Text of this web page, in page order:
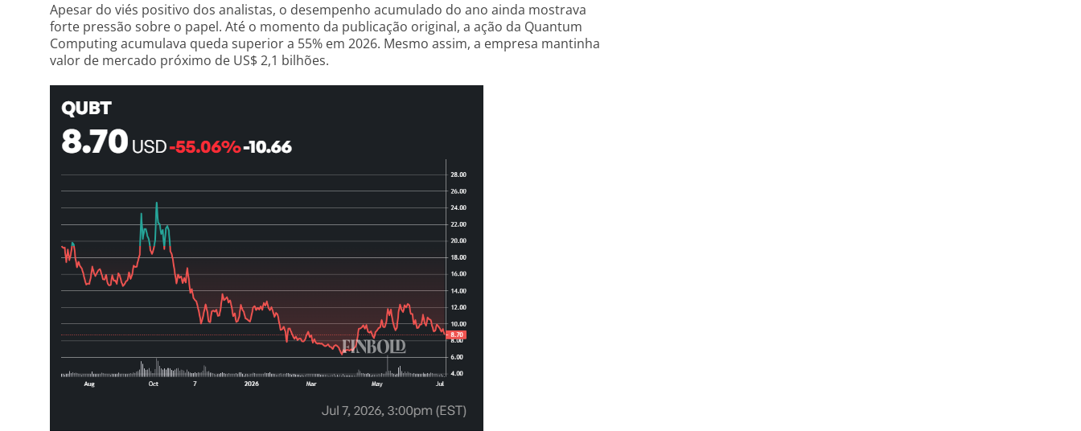
Apesar do viés positivo dos analistas, o desempenho acumulado do ano ainda mostrava
forte pressão sobre o papel. Até o momento da publicação original, a ação da Quantum
Computing acumulava queda superior a 55% em 2026. Mesmo assim, a empresa mantinha
valor de mercado próximo de US$ 2,1 bilhões.